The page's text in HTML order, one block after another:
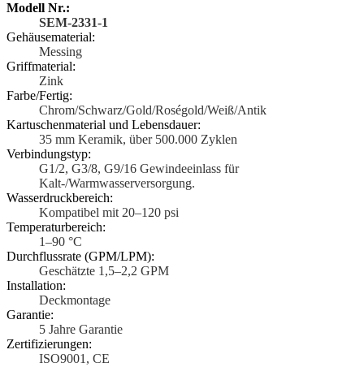
Modell Nr.:
SEM-2331-1
Gehäusematerial:
Messing
Griffmaterial:
Zink
Farbe/Fertig:
Chrom/Schwarz/Gold/Roségold/Weiß/Antik
Kartuschenmaterial und Lebensdauer:
35 mm Keramik, über 500.000 Zyklen
Verbindungstyp:
G1/2, G3/8, G9/16 Gewindeeinlass für
Kalt-/Warmwasserversorgung.
Wasserdruckbereich:
Kompatibel mit 20–120 psi
Temperaturbereich:
1–90 °C
Durchflussrate (GPM/LPM):
Geschätzte 1,5–2,2 GPM
Installation:
Deckmontage
Garantie:
5 Jahre Garantie
Zertifizierungen:
ISO9001, CE